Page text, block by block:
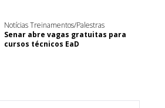
Notícias Treinamentos/Palestras
Senar abre vagas gratuitas para
cursos técnicos EaD